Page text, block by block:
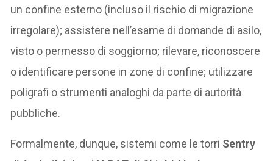
un confine esterno (incluso il rischio di migrazione
irregolare); assistere nell’esame di domande di asilo,
visto o permesso di soggiorno; rilevare, riconoscere
o identificare persone in zone di confine; utilizzare
poligrafi o strumenti analoghi da parte di autorità
pubbliche.
Formalmente, dunque, sistemi come le torri Sentry